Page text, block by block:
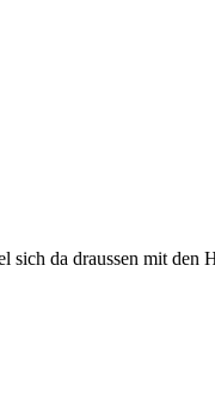
sich da draussen mit den